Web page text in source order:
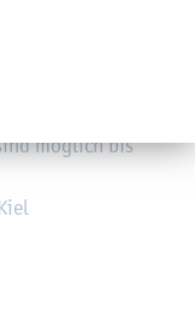
mög­lich bis